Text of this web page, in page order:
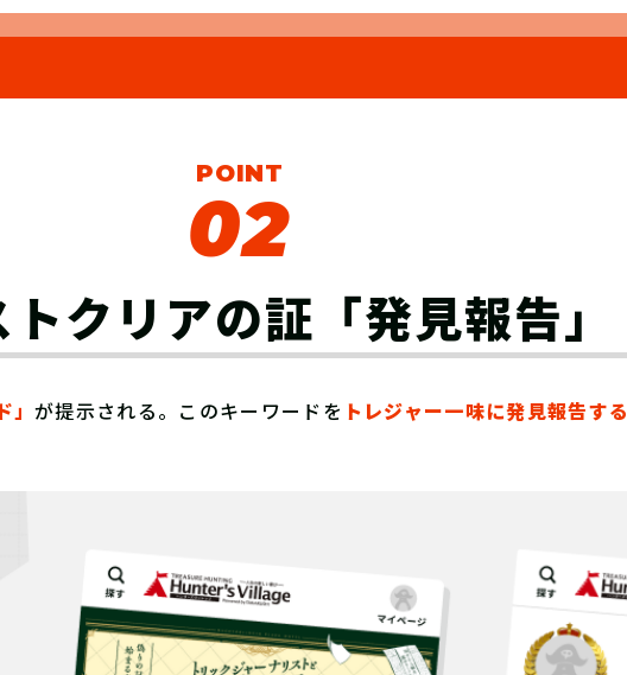
POINT
02
クリアの証 「発見報告」
」が提示される。このキーワードを トレジャー一味に発見報告する